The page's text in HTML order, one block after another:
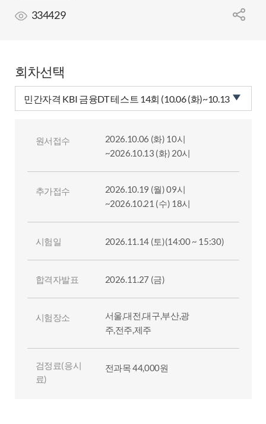
334429
회차선택
원서접수
2026.10.06 (화) 10시
~2026.10.13 (화) 20시
추가접수
2026.10.19 (월) 09시
~2026.10.21 (수) 18시
시험일 2026.11.14 (토)(14:00 ~ 15:30)
합격자발표 2026.11.27 (금)
시험장소
서울,대전,대구,부산,광
주,전주,제주
검정료(응시
료)
전과목 44,000원